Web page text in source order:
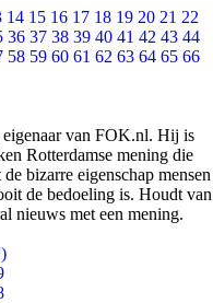
14 15 16 17 18 19 20 21 22
36 37 38 39 40 41 42 43 44
58 59 60 61 62 63 64 65 66
van FOK.nl. Hij is
Rotterdamse mening die
bizarre eigenschap mensen
de bedoeling is. Houdt van
nieuws met een mening.